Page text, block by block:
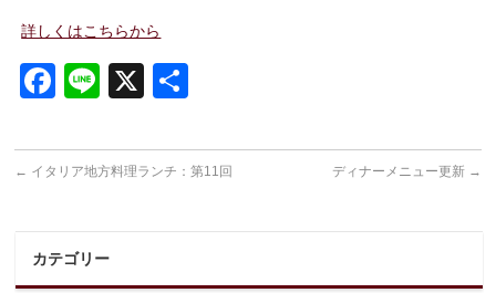
詳しくはこちらから
Facebook
Line
X
← イタリア地方料理ランチ：第11回 ディナーメニュー更新 →
カテゴリー